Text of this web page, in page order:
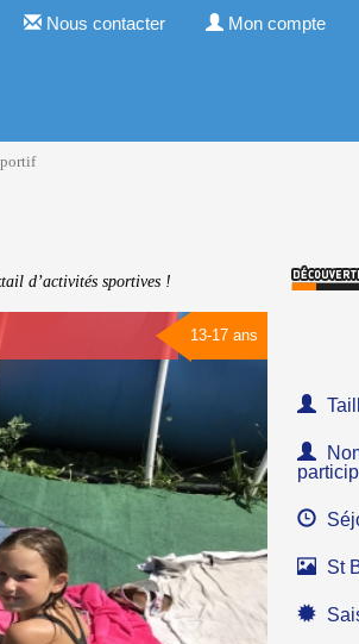
Nous contacter Mon compte
d’activités sportives !
13-17 ans
St